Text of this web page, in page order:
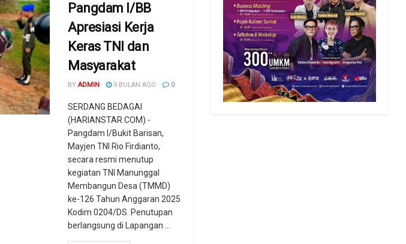
Pangdam I/BB
Apresiasi Kerja
Keras TNI dan
Masyarakat
BY ADMIN 9 BULAN AGO 0
SERDANG BEDAGAI
(HARIANSTAR.COM) -
Pangdam I/Bukit Barisan,
Mayjen TNI Rio Firdianto,
secara resmi menutup
kegiatan TNI Manunggal
Membangun Desa (TMMD)
ke-126 Tahun Anggaran 2025
Kodim 0204/DS. Penutupan
berlangsung di Lapangan ...